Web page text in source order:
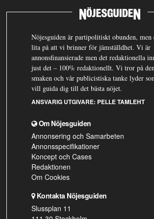
Nöjesguiden är partipolitiskt obunden,
lita på att vi brinner för jämställdhet. Vi är
annonsfinansierade men det redaktionella
just det – 100% redaktionellt. Vi tror på
smaken och vår publicistiska tanke lyder
vill guida dig till det bästa nöjet.
ANSVARIG UTGIVARE: PELLE TAMLEHT
Om Nöjesguiden
Annonsering och Samarbeten
Annonsspecifikationer
Koncept och Cases
Redaktionen
Om Cookies
Kontakta Nöjesguiden
Slussplan 11